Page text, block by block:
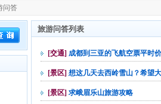
问答
旅游问答列表
[交通] 成都到三亚的飞航空票平时
[景区] 想这几天去西岭雪山？希望
[景区] 求峨眉乐山旅游攻略